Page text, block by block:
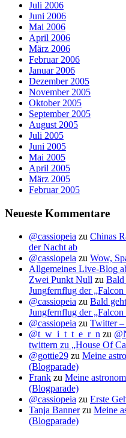
Juli 2006
Juni 2006
Mai 2006
April 2006
März 2006
Februar 2006
Januar 2006
Dezember 2005
November 2005
Oktober 2005
September 2005
August 2005
Juli 2005
Juni 2005
Mai 2005
April 2005
März 2005
Februar 2005
Neueste Kommentare
@cassiopeia zu Chinas
der Nacht ab
@cassiopeia zu Wow,
Allgemeines Live-Blog
Zwei Punkt Null zu Bald
Jungfernflug der
@cassiopeia zu Bald
Jungfernflug der
@cassiopeia zu Twitter –
@t_w_i_t_t_e_r_n zu
twittern zu „House Of
@gottie29 zu Meine
(Blogparade)
Frank zu Meine
(Blogparade)
@cassiopeia zu Erste
Tanja Bannerzu Meine
(Blogparade)